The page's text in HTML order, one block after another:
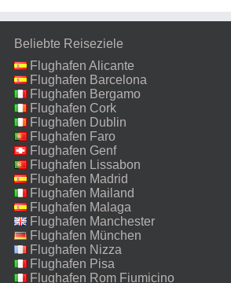
Beliebte Reiseziele
Flughafen Alicante
Flughafen Barcelona
Flughafen Bergamo
Flughafen Cork
Flughafen Dublin
Flughafen Faro
Flughafen Genf
Flughafen Lissabon
Flughafen Madrid
Flughafen Mailand
Malpensa
Flughafen Malaga
Flughafen Manchester
Flughafen München
Flughafen Nizza
Flughafen Pisa
Flughafen Rom Fiumicino